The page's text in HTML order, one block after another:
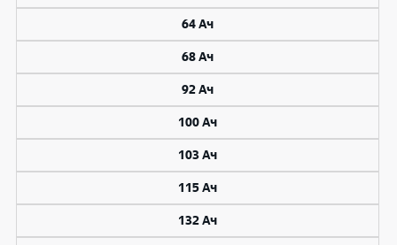
64 Ач
68 Ач
92 Ач
100 Ач
103 Ач
115 Ач
132 Ач